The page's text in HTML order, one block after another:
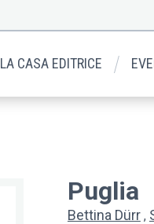
LA CASA EDITRICE
Puglia
Bettina Dürr